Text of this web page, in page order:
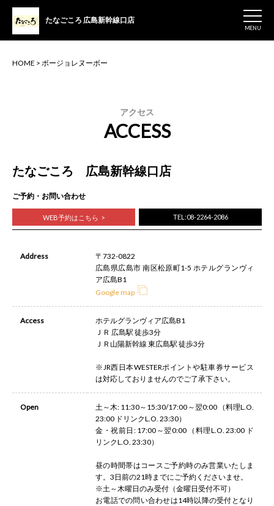
たなごころ 広島新幹線口店
MENU
HOME > ボージョレヌーボー
アクセス
ACCESS
たなごころ 広島新幹線口店
ご予約・お問い合わせ
WEB予約はこちら TEL:08-2264-2086
Address
〒732-0822
広島県広島市 南区松原町1-5 ホテルグランヴィ
ア広島B1
Google map
Access
ホテルグランヴィア広島B1
ＪＲ 広島駅 徒歩3分
ＪＲ山陽新幹線 東広島駅 徒歩3分
※JR西日本WESTERポイントや駐車券サービス
は対応しておりませんのでご了承下さい。
Open
土～木: 11:30～15:30/17:00～翌0:00 （料理L.O.
23:00 ドリンクL.O. 23:30）
金・祝前日: 17:00～翌0:00 （料理L.O. 23:00 ド
リンクL.O. 23:30）
昼の時間帯はコースご予約時のみ営業いたしま
す。3日前の21時までにご予約くださいませ。
※土～木曜日のみ受付（金曜日受付不可）
お電話での問い合わせは14時以降の受付となり